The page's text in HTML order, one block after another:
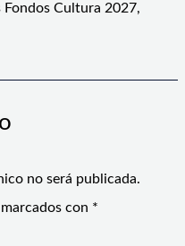
Cultura 2027,
no será publicada.
con *